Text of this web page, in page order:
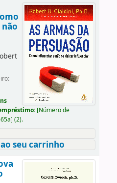
[Número de
] (2).
seu carrinho